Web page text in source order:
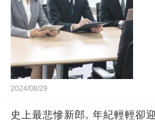
2024/08/29
史上最悲慘新郎, 年紀輕輕卻